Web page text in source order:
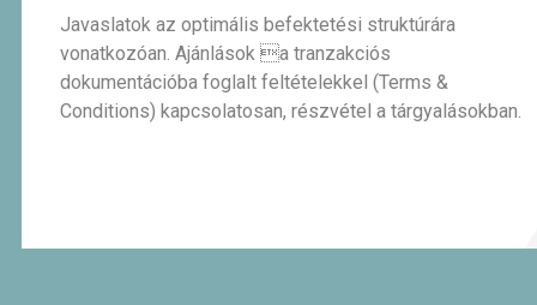
Javaslatok az optimális befektetési struktúrára
vonatkozóan. Ajánlások a tranzakciós
dokumentációba foglalt feltételekkel (Terms &
Conditions) kapcsolatosan, részvétel a tárgyalásokban.